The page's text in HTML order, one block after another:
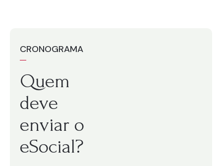
CRONOGRAMA
Quem
deve
enviar o
eSocial?